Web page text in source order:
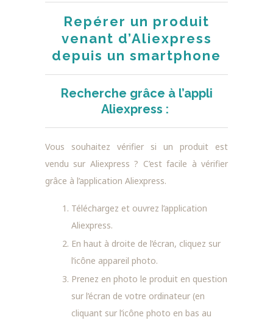
Repérer un produit
venant d’Aliexpress
depuis un smartphone
Recherche grâce à l’appli
Aliexpress :
Vous souhaitez vérifier si un produit est
vendu sur Aliexpress ? C’est facile à vérifier
grâce à l’application Aliexpress.
Téléchargez et ouvrez l’application
Aliexpress.
En haut à droite de l’écran, cliquez sur
l’icône appareil photo.
Prenez en photo le produit en question
sur l’écran de votre ordinateur (en
cliquant sur l’icône photo en bas au